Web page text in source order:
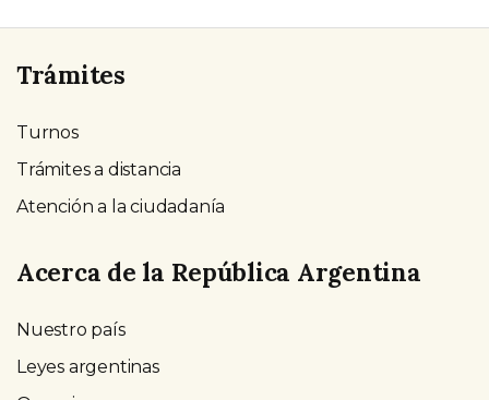
Trámites
Turnos
Trámites a distancia
Atención a la ciudadanía
Acerca de la República Argentina
Nuestro país
Leyes argentinas